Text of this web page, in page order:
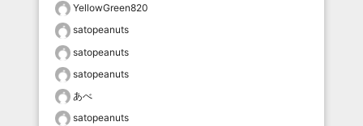
YellowGreen820
satopeanuts
satopeanuts
satopeanuts
あべ
satopeanuts